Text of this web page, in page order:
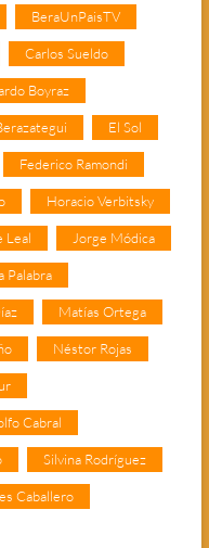
BeraUnPaisTV
Carlos Sueldo
Boyraz
El Sol
Federico Ramondi
Horacio Verbitsky
Leal Jorge Módica
Palabra
Matías Ortega
Néstor Rojas
Cabral
Silvina Rodríguez
Caballero